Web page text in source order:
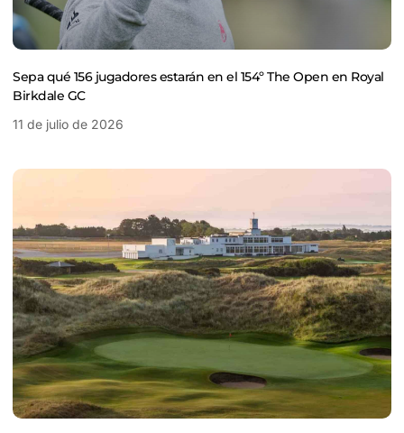
Sepa qué 156 jugadores estarán en el 154º The Open en Royal
Birkdale GC
11 de julio de 2026